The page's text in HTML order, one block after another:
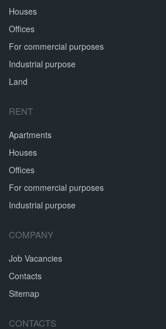
Houses
Offices
For commercial purposes
Industrial purpose
Land
RENT
Apartments
Houses
Offices
For commercial purposes
Industrial purpose
COMPANY
Job Vacancies
Contacts
Sitemap
CONTACTS